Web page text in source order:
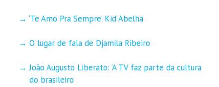
‘Te Amo Pra Sempre’ Kid Abelha
O lugar de fala de Djamila Ribeiro
João Augusto Liberato: ‘A TV faz parte da cultura
do brasileiro’